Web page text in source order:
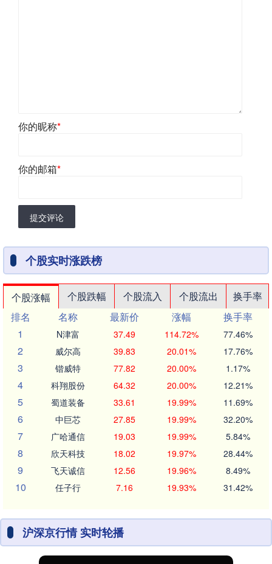
你的昵称*
你的邮箱*
提交评论
个股实时涨跌榜
个股涨幅 个股跌幅 个股流入 个股流出
换手率
排名
名称 最新价 涨幅
换手率
1
N津富 37.49 114.72% 77.46%
2 威尔高 39.83 20.01% 17.76%
3 锴威特 77.82 20.00% 1.17%
4 科翔股份 64.32 20.00% 12.21%
5 蜀道装备 33.61 19.99% 11.69%
6 中巨芯 27.85 19.99% 32.20%
7 广哈通信 19.03 19.99% 5.84%
8 欣天科技 18.02 19.97% 28.44%
9 飞天诚信 12.56 19.96% 8.49%
10 任子行 7.16 19.93% 31.42%
沪深京行情 实时轮播